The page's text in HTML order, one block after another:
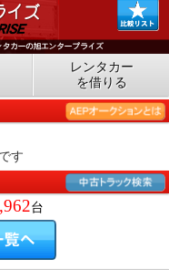
レンタカー
を借りる
す
台